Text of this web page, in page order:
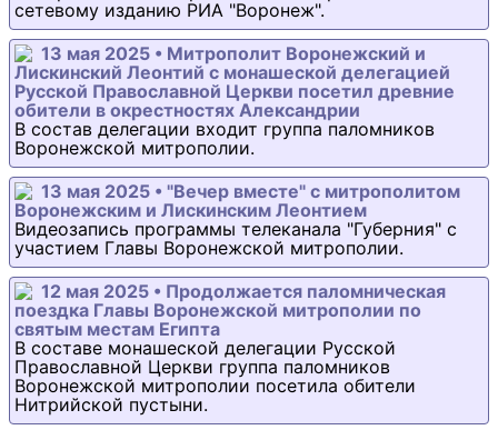
сетевому изданию РИА "Воронеж".
13 мая 2025 • Митрополит Воронежский и
Лискинский Леонтий с монашеской делегацией
Русской Православной Церкви посетил древние
обители в окрестностях Александрии
В состав делегации входит группа паломников
Воронежской митрополии.
13 мая 2025 • "Вечер вместе" с митрополитом
Воронежским и Лискинским Леонтием
Видеозапись программы телеканала "Губерния" с
участием Главы Воронежской митрополии.
12 мая 2025 • Продолжается паломническая
поездка Главы Воронежской митрополии по
святым местам Египта
В составе монашеской делегации Русской
Православной Церкви группа паломников
Воронежской митрополии посетила обители
Нитрийской пустыни.